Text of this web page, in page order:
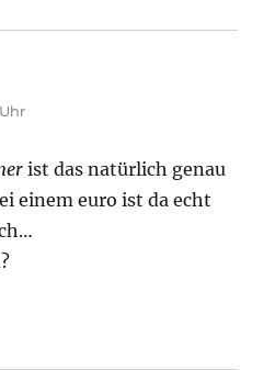
ist das natürlich genau
einem euro ist da echt